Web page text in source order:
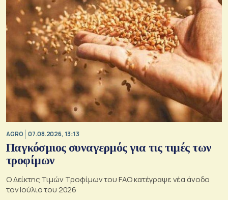
AGRO 07.08.2026, 13:13
Παγκόσμιος συναγερμός για τις τιμές των
τροφίμων
Ο Δείκτης Τιμών Τροφίμων του FAO κατέγραψε νέα άνοδο
τον Ιούλιο του 2026